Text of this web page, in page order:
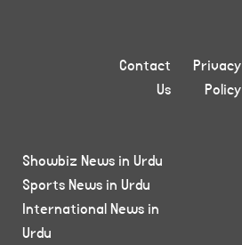
Privacy
Policy
Contact
Us
Showbiz News in Urdu
Sports News in Urdu
International News in
Urdu